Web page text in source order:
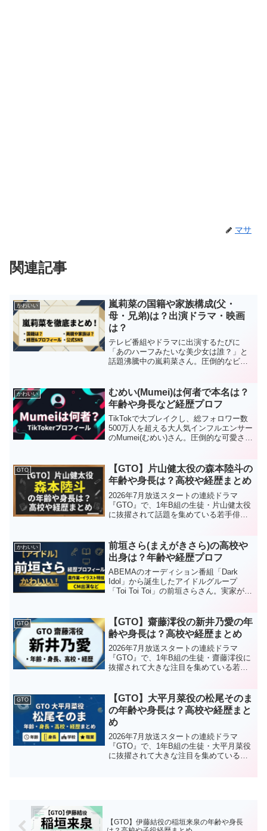
マサ
関連記事
かわいい
嵐莉菜の国籍や家族構成(父・
母・兄弟)は？出演ドラマ・映画
は？
テレビ番組やドラマに出演するたびに
「あのハーフみたいな美少女は誰？」と
話題沸騰中の嵐莉菜さん。圧倒的なビジ
たドラマとしては「ちはやふる －めぐり
－」での好演が印象的です...
かわいい
むめい(Mumei)は何者で本名は？
年齢や身長など経歴プロフ
TikTokで大ブレイクし、総フォロワー数
500万人を超える大人気インフルエンサー
のMumei(むめい)さん。圧倒的な可愛さで
ないでしょうか。本記事では、そんな
Mumei...
GTO
【GTO】片山健太役の森本陸斗の
年齢や身長は？高校や経歴まとめ
2026年7月放送スタートの連続ドラマ
『GTO』で、1年B組の生徒・片山健太役
に抜擢されて話題を集めている若手俳優
誰？」と気になっている方も多いのでは
ないでしょうか。本...
かわいい
前垣さら(まえがきさら)の高校や
出身は？年齢や経歴プロフ
ABEMAのオーディション番組「Dark
Idol」から誕生したアイドルグループ
「Toi Toi Toi」の前垣さらさん。実家が農
ました！本記事の内容前垣さらさんのプ
ロ...
GTO
【GTO】齋藤澪役の新井乃愛の年
齢や身長は？高校や経歴まとめ
2026年7月放送スタートの連続ドラマ
『GTO』で、1年B組の生徒・齋藤澪役に
抜擢されて大きな注目を集めている若手
誰？」と気になっている方も多いのでは
ないでしょうか。本...
GTO
【GTO】大平月菜役の松尾そのま
の年齢や身長は？高校や経歴まと
め
2026年7月放送スタートの連続ドラマ
『GTO』で、1年B組の生徒・大平月菜役
に抜擢されて大きな注目を集めている若
【GTO】伊藤結役の稲垣来泉の年齢や身長